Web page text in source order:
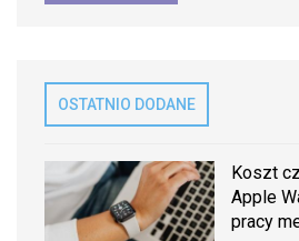
OSTATNIO DODANE
Koszt
Apple
pracy